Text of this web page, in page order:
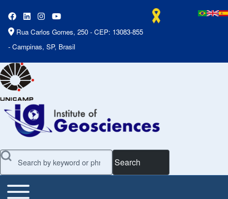
Rua Carlos Gomes, 250 - CEP: 13083-855
- Campinas, SP, Brasil
Search
Main Menu
Toggle main menu